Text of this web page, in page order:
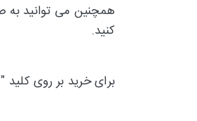
همچنین می توانید به
کنید.
برای خرید بر روی